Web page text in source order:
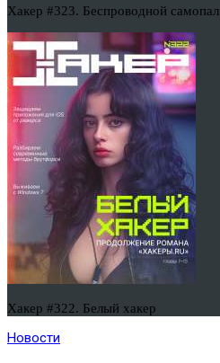
Хакер #323. Беспроводной самопал
Хакер #322. Белый хакер
Новости